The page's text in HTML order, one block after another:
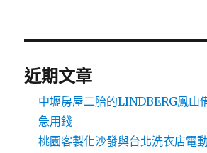
近期文章
中壢房屋二胎的LINDBERG鳳山
急用錢
桃園客製化沙發與台北洗衣店電